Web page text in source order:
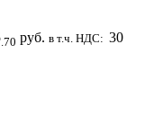
.70 руб. в т.ч. НДС: 30